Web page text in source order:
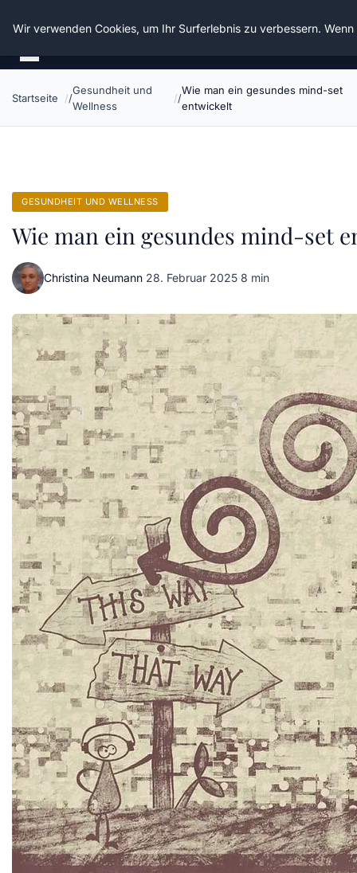
Die Schnitter
Startseite
Gesundheit und
Wellness
Wie man ein gesundes mind-set
entwickelt
GESUNDHEIT UND WELLNESS
Wie man ein gesundes mind-set
Christina Neumann·28. Februar 2025·8 min
Wir verwenden Cookies, um Ihr Surferlebnis zu verbessern.